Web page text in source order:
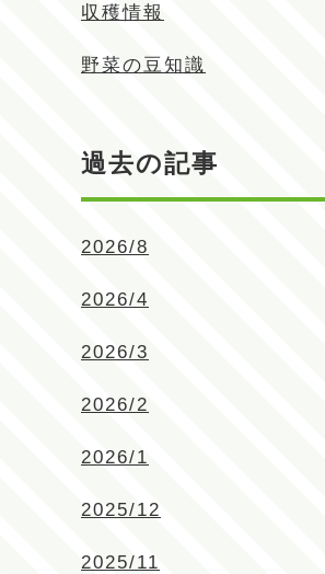
収穫情報
野菜の豆知識
過去の記事
2026/8
2026/4
2026/3
2026/2
2026/1
2025/12
2025/11